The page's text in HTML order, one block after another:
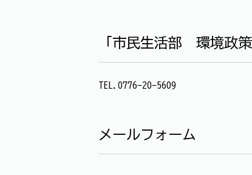
「市民生活部 環境政
TEL.0776-20-5609
メールフォーム